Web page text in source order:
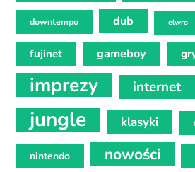
downtempo dub elwro
fujinet gameboy
imprezy internet
jungle klasyki
nintendo nowości